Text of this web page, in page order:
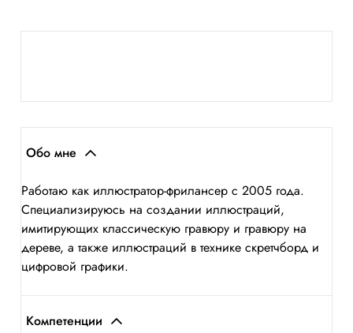
Обо мне
Работаю как иллюстратор-фрилансер с 2005 года.
Специализируюсь на создании иллюстраций,
имитирующих классическую гравюру и гравюру на
дереве, а также иллюстраций в технике скретчборд и
цифровой графики.
Компетенции